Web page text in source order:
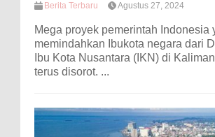
Berita Terbaru Agustus 27, 2024
Mega proyek pemerintah Indonesia
memindahkan Ibukota negara dari
Ibu Kota Nusantara (IKN) di
terus disorot. ...